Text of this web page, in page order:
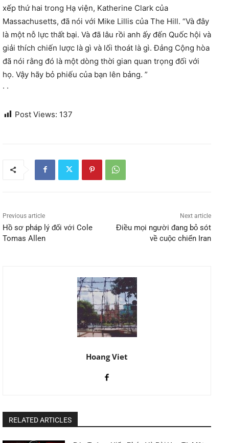
xếp thứ hai trong Hạ viện, Katherine Clark của
Massachusetts, đã nói với Mike Lillis của The Hill. “Và đây
là một nỗ lực thất bại. Và đã lâu rồi anh ấy đến Quốc hội và
giải thích chiến lược là gì và lối thoát là gì. Đảng Cộng hòa
đã nói rằng đó là một dòng thời gian quan trọng đối với
họ. Vậy hãy bỏ phiếu của bạn lên bảng. ”
· ·
Post Views: 137
Previous article
Hồ sơ pháp lý đối với Cole
Tomas Allen
Next article
Điều mọi người đang bỏ sót
về cuộc chiến Iran
Hoang Viet
RELATED ARTICLES